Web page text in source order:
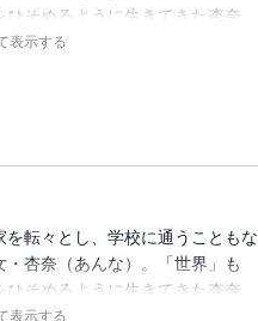
そめるように生きてきた杏奈。
き、大人たちの毒牙が迫っ
表示する
転々とし、学校に通うこともな
杏奈（あんな）。「世界」も
そめるように生きてきた杏奈。
き、大人たちの毒牙が迫っ
表示する